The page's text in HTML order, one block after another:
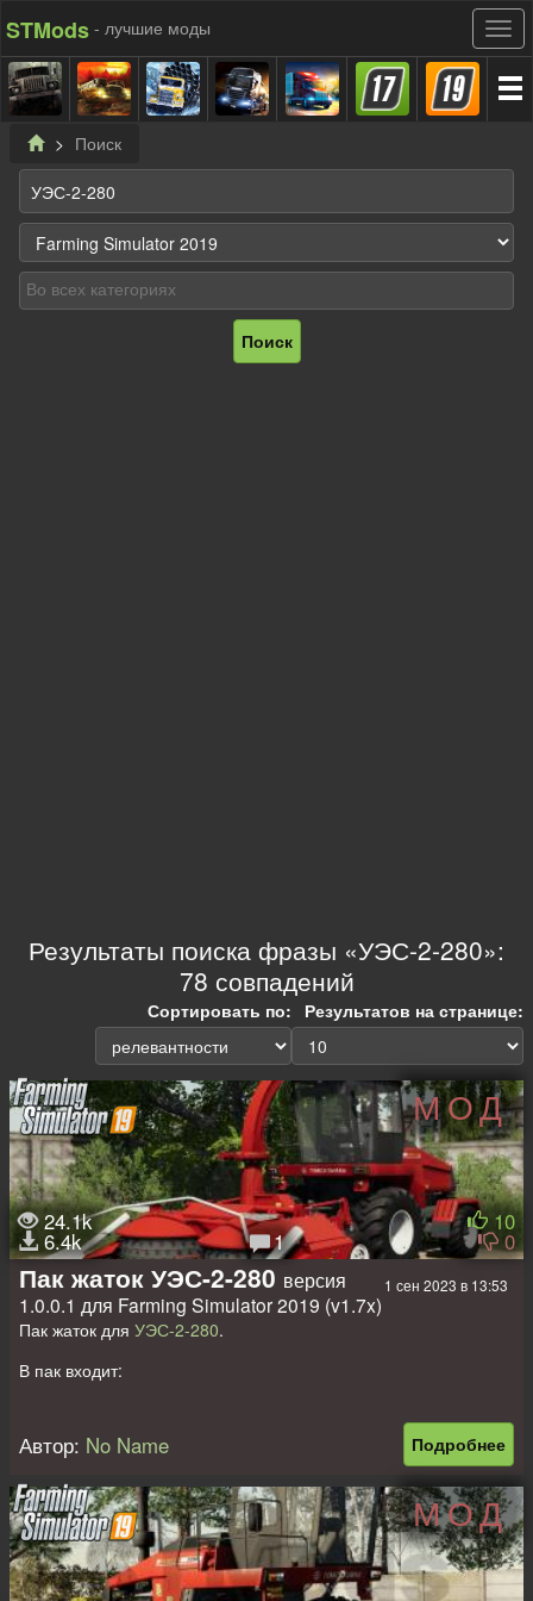
STMods - лучшие моды
Поиск
Поиск
Результаты поиска фразы «УЭС-2-280»:
78 совпадений
Результатов на странице:
Сортировать по:
МОД
24.1k
6.4k 1
10
0
1 сен 2023 в 13:53
Пак жаток УЭС-2-280 версия
1.0.0.1 для Farming Simulator 2019 (v1.7x)
Пак жаток для УЭС-2-280.
В пак входит:
- Стоимость: 38 000 €;
- Рабочая скорость: 12 км/ч;
- Выбор основного цвета;
- Конфигурация дизайна;
- Пачкается и моется;
- Эффект старения.
Подробнее
Автор: No Name
МОД